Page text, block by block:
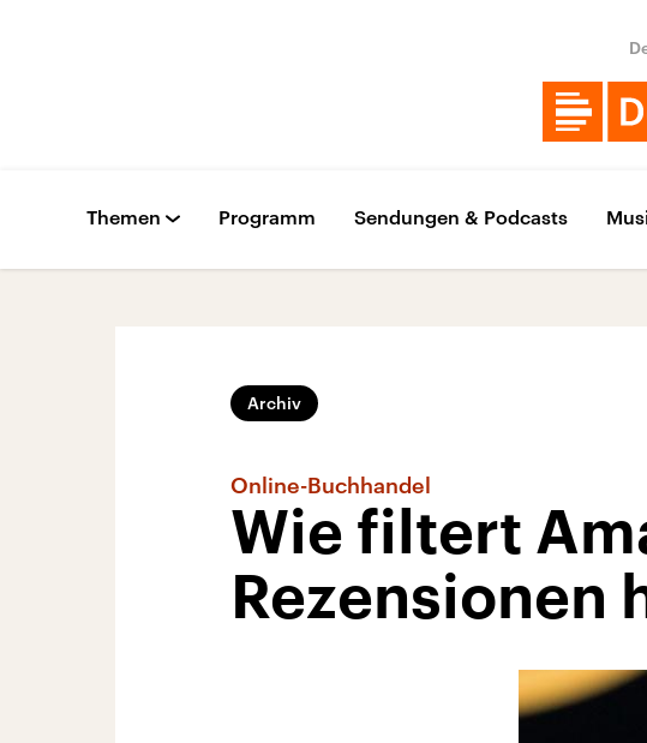
Themen Programm Sendungen & Podcasts
Archiv
Online-Buchhandel
Wie filtert
Rezensionen